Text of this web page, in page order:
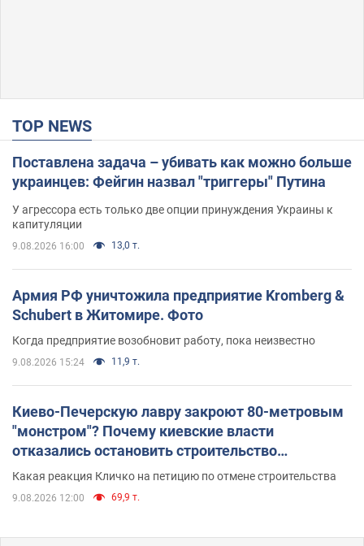
TOP NEWS
Поставлена задача – убивать как можно больше
украинцев: Фейгин назвал "триггеры" Путина
У агрессора есть только две опции принуждения Украины к
капитуляции
9.08.2026 16:00 13,0 т.
Армия РФ уничтожила предприятие Kromberg &
Schubert в Житомире. Фото
Когда предприятие возобновит работу, пока неизвестно
9.08.2026 15:24 11,9 т.
Киево-Печерскую лавру закроют 80-метровым
"монстром"? Почему киевские власти
отказались остановить строительство
небоскреба "московского верующего"
Какая реакция Кличко на петицию по отмене строительства
9.08.2026 12:00 69,9 т.